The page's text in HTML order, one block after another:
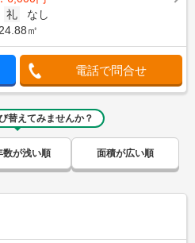
礼
なし
24.88㎡
電話で問合せ
替えてみませんか？
数が浅い順 面積が広い順